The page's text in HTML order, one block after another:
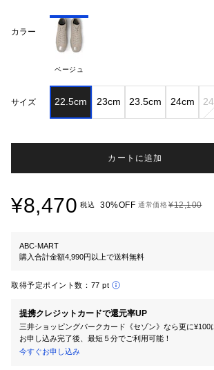
カラー
ベージュ
サイズ 22.5cm 23cm 23.5cm 24cm
カートに追加
¥8,470 税込 30%OFF 通常価格¥12,100
ABC-MART
購入合計金額4,990円以上で送料無料
取得予定ポイント数： 77 pt
提携クレジットカードで還元率UP
三井ショッピングパークカード《セゾン》なら更に¥100
お申し込み完了後、最短５分でご利用可能！
今すぐお申し込み